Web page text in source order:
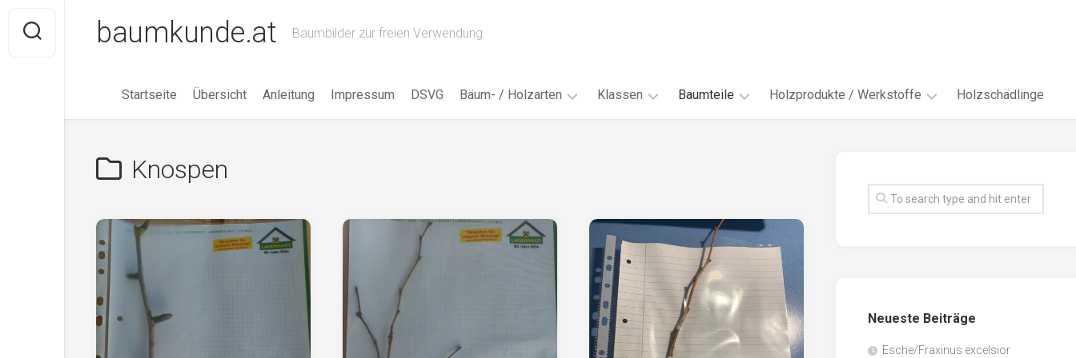
content
baumkunde.at Baumbilder zur freien Verwendung
Startseite Übersicht Anleitung Impressum DSVG Bäum- / Holzarten
Birke
Klassen
17AH
18AF
17BH
18AH
18BH
Baumteile
/
Früchte
Borke
/
Rinde
Knospen
Habitus
Holzprodukte / Werkstoffe
Faserwerkstoffe
Massivholzwerkstoffe
Möbel-
/
Holzschädlinge
Knospen
Neueste Beiträge
Esche/Fraxinus excelsior